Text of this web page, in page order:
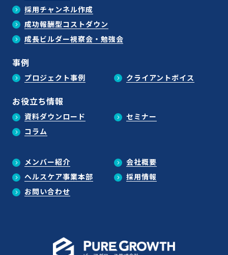
採用チャンネル作成
成功報酬型コストダウン
成長ビルダー視察会・勉強会
事例
プロジェクト事例 クライアントボイス
お役立ち情報
資料ダウンロード
セミナー
コラム
メンバー紹介
会社概要
ヘルスケア事業本部
採用情報
お問い合わせ